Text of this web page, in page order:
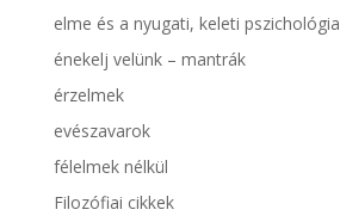
elme és a nyugati, keleti pszichológia
énekelj velünk – mantrák
érzelmek
evészavarok
félelmek nélkül
Filozófiai cikkek